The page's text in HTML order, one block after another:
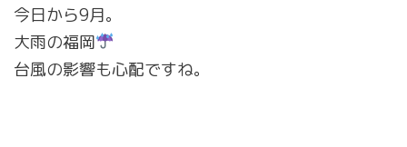
今日から9月。
大雨の福岡
台風の影響も心配ですね。